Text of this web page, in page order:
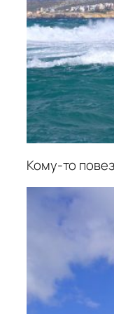
Кому-то